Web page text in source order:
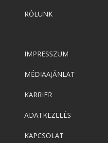
RÓLUNK
IMPRESSZUM
MÉDIAAJÁNLAT
KARRIER
ADATKEZELÉS
KAPCSOLAT